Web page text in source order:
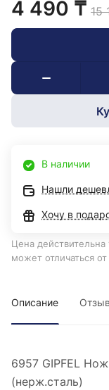
4 490 ₸ 15
В наличии
Нашли
Хочу в
Цена
может отличаться
Описание
6957 GIPFEL
(нерж.сталь)